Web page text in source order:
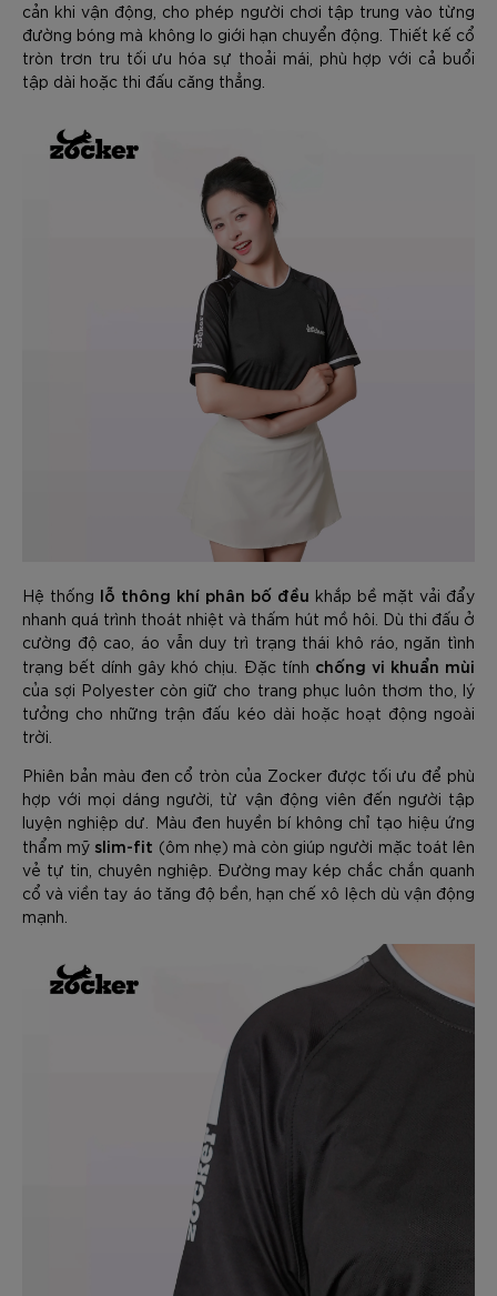
cản khi vận động, cho phép người chơi tập trung vào từng
đường bóng mà không lo giới hạn chuyển động. Thiết kế cổ
tròn trơn tru tối ưu hóa sự thoải mái, phù hợp với cả buổi
tập dài hoặc thi đấu căng thẳng.
Hệ thống lỗ thông khí phân bố đều khắp bề mặt vải đẩy
nhanh quá trình thoát nhiệt và thấm hút mồ hôi. Dù thi đấu ở
cường độ cao, áo vẫn duy trì trạng thái khô ráo, ngăn tình
trạng bết dính gây khó chịu. Đặc tính chống vi khuẩn mùi
của sợi Polyester còn giữ cho trang phục luôn thơm tho, lý
tưởng cho những trận đấu kéo dài hoặc hoạt động ngoài
trời.
Phiên bản màu đen cổ tròn của Zocker được tối ưu để phù
hợp với mọi dáng người, từ vận động viên đến người tập
luyện nghiệp dư. Màu đen huyền bí không chỉ tạo hiệu ứng
thẩm mỹ slim-fit (ôm nhẹ) mà còn giúp người mặc toát lên
vẻ tự tin, chuyên nghiệp. Đường may kép chắc chắn quanh
cổ và viền tay áo tăng độ bền, hạn chế xô lệch dù vận động
mạnh.